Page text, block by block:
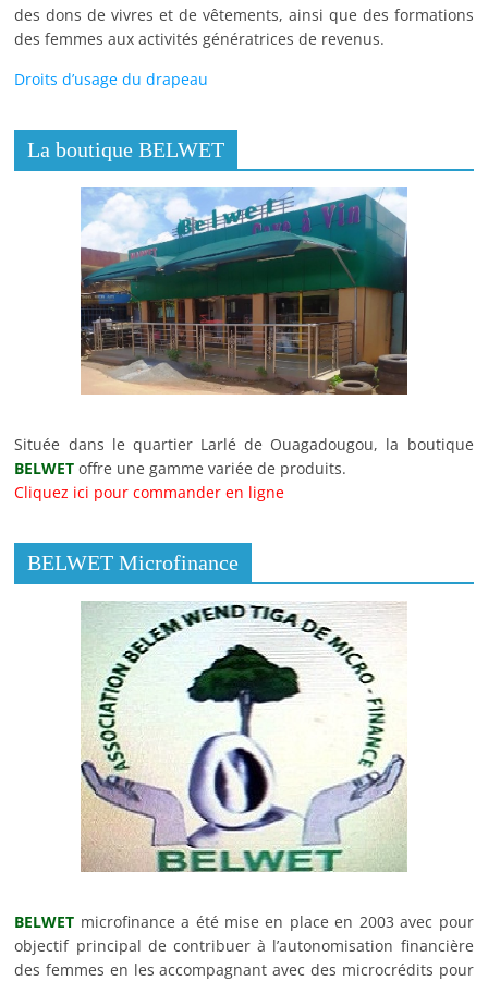
des dons de vivres et de vêtements, ainsi que des formations
des femmes aux activités génératrices de revenus.
Droits d’usage du drapeau
La boutique BELWET
Située dans le quartier Larlé de Ouagadougou, la boutique
BELWET offre une gamme variée de produits.
Cliquez ici pour commander en ligne
BELWET Microfinance
BELWET microfinance a été mise en place en 2003 avec pour
objectif principal de contribuer à l’autonomisation financière
des femmes en les accompagnant avec des microcrédits pour